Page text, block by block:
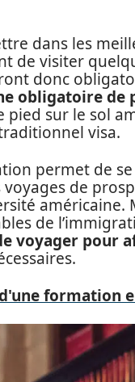
dans les
de visiter
donc
obligatoire de
sur le sol
visa.
permet de
de
de
voyager pour
formation